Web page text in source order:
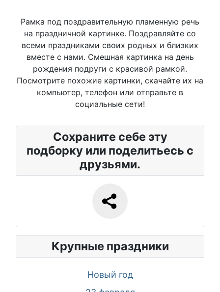
Рамка под поздравительную пламенную речь
на праздничной картинке. Поздравляйте со
всеми праздниками своих родных и близких
вместе с нами. Смешная картинка на день
рождения подруги с красивой рамкой.
Посмотрите похожие картинки, скачайте их на
компьютер, телефон или отправьте в
социальные сети!
Сохраните себе эту
подборку или поделитьесь с
друзьями.
Крупные праздники
Новый год